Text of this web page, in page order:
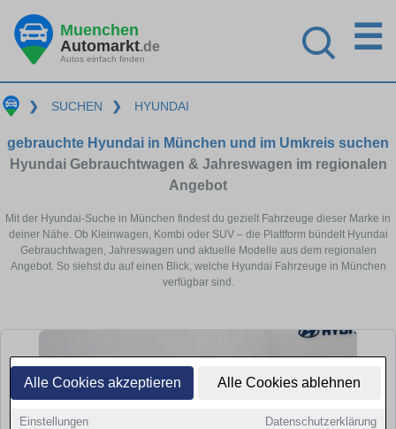
Alle Cookies akzeptieren Alle Cookies ablehnen
Einstellungen Datenschutzerklärung
Muenchen
Automarkt.de
Autos einfach finden
☰
❯ SUCHEN ❯ HYUNDAI
gebrauchte Hyundai in München und im Umkreis suchen
Hyundai Gebrauchtwagen & Jahreswagen im regionalen
Angebot
Mit der Hyundai-Suche in München findest du gezielt Fahrzeuge dieser Marke in
deiner Nähe. Ob Kleinwagen, Kombi oder SUV – die Plattform bündelt Hyundai
Gebrauchtwagen, Jahreswagen und aktuelle Modelle aus dem regionalen
Angebot. So siehst du auf einen Blick, welche Hyundai Fahrzeuge in München
verfügbar sind.